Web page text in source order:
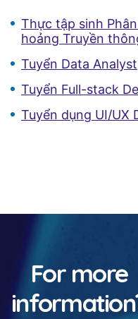
Thực tập sinh
hoảng Truyền
Tuyển Data Analyst
Tuyển Full-stack
Tuyển dụng UI/UX
For more